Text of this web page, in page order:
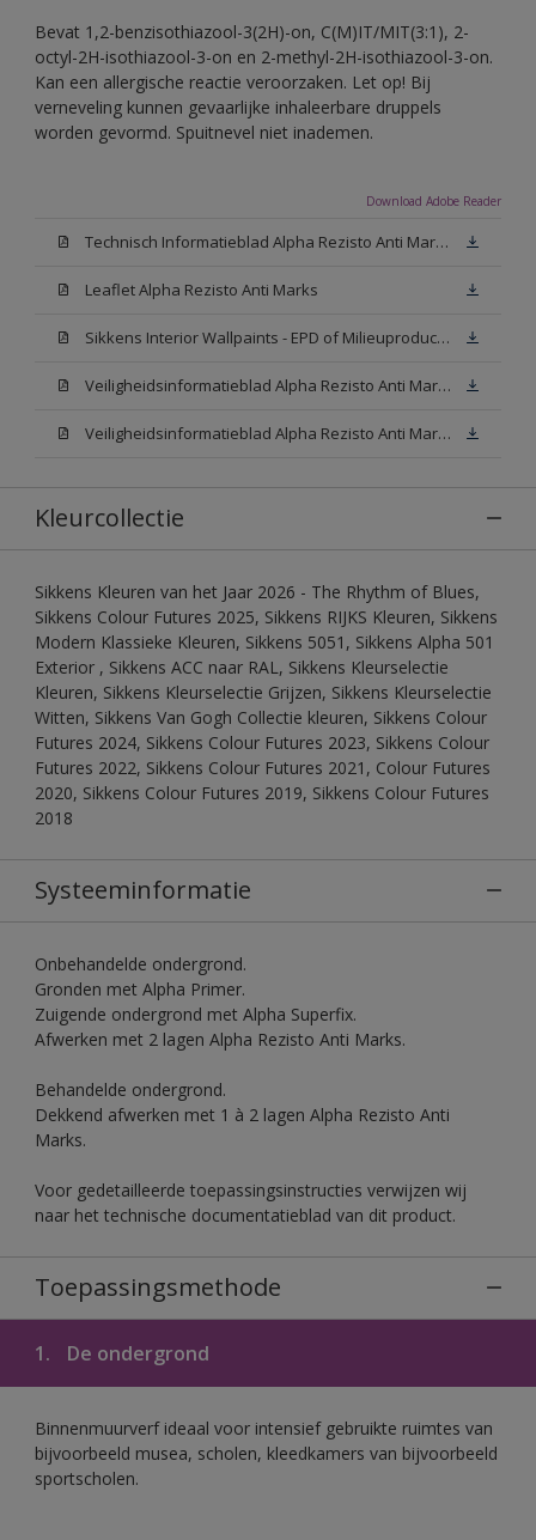
Bevat 1,2-benzisothiazool-3(2H)-on, C(M)IT/MIT(3:1), 2-
octyl-2H-isothiazool-3-on en 2-methyl-2H-isothiazool-3-on.
Kan een allergische reactie veroorzaken. Let op! Bij
verneveling kunnen gevaarlijke inhaleerbare druppels
worden gevormd. Spuitnevel niet inademen.
Download Adobe Reader
Technisch Informatieblad Alpha Rezisto Anti Marks (PDF)
Leaflet Alpha Rezisto Anti Marks
Sikkens Interior Wallpaints - EPD of Milieuproductverklaring
Veiligheidsinformatieblad Alpha Rezisto Anti Marks Mat White W05 (MSDS)
Veiligheidsinformatieblad Alpha Rezisto Anti Marks Mat N00 (MSDS)
Kleurcollectie
Sikkens Kleuren van het Jaar 2026 - The Rhythm of Blues,
Sikkens Colour Futures 2025, Sikkens RIJKS Kleuren, Sikkens
Modern Klassieke Kleuren, Sikkens 5051, Sikkens Alpha 501
Exterior , Sikkens ACC naar RAL, Sikkens Kleurselectie
Kleuren, Sikkens Kleurselectie Grijzen, Sikkens Kleurselectie
Witten, Sikkens Van Gogh Collectie kleuren, Sikkens Colour
Futures 2024, Sikkens Colour Futures 2023, Sikkens Colour
Futures 2022, Sikkens Colour Futures 2021, Colour Futures
2020, Sikkens Colour Futures 2019, Sikkens Colour Futures
2018
Systeeminformatie
Onbehandelde ondergrond.
Gronden met Alpha Primer.
Zuigende ondergrond met Alpha Superfix.
Afwerken met 2 lagen Alpha Rezisto Anti Marks.
Behandelde ondergrond.
Dekkend afwerken met 1 à 2 lagen Alpha Rezisto Anti
Marks.
Voor gedetailleerde toepassingsinstructies verwijzen wij
naar het technische documentatieblad van dit product.
Toepassingsmethode
1. De ondergrond
Binnenmuurverf ideaal voor intensief gebruikte ruimtes van
bijvoorbeeld musea, scholen, kleedkamers van bijvoorbeeld
sportscholen.